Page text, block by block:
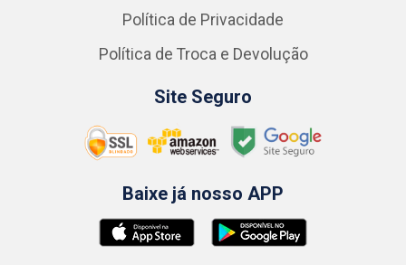
Política de Privacidade
Política de Troca e Devolução
Site Seguro
Baixe já nosso APP